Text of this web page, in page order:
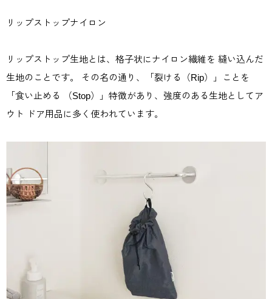
リップストップナイロン
リップストップ生地とは、格子状にナイロン繊維を 縫い込んだ
生地のことです。 その名の通り、「裂ける（Rip）」ことを
「食い止める （Stop）」特徴があり、強度のある生地としてア
ウト ドア用品に多く使われています。